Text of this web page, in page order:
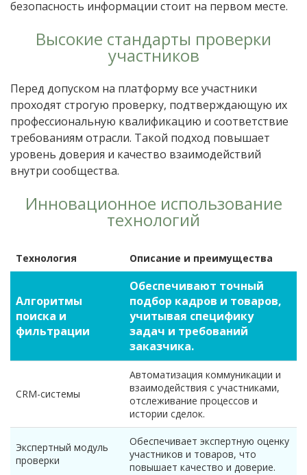
безопасность информации стоит на первом месте.
Высокие стандарты проверки
участников
Перед допуском на платформу все участники
проходят строгую проверку, подтверждающую их
профессиональную квалификацию и соответствие
требованиям отрасли. Такой подход повышает
уровень доверия и качество взаимодействий
внутри сообщества.
Инновационное использование
технологий
Технология Описание и преимущества
Алгоритмы
поиска и
фильтрации
Обеспечивают точный
подбор кадров и товаров,
учитывая специфику
задач и требований
заказчика.
CRM-системы
Автоматизация коммуникации и
взаимодействия с участниками,
отслеживание процессов и
истории сделок.
Экспертный модуль
проверки
Обеспечивает экспертную оценку
участников и товаров, что
повышает качество и доверие.